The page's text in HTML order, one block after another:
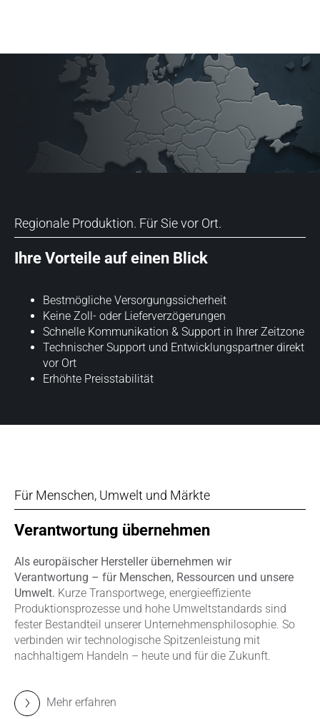
Regionale Produktion. Für Sie vor Ort.
Ihre Vorteile auf einen Blick
Bestmögliche Versorgungssicherheit
Keine Zoll- oder Lieferverzögerungen
Schnelle Kommunikation & Support in Ihrer Zeitzone
Technischer Support und Entwicklungspartner direkt
vor Ort
Erhöhte Preisstabilität
Für Menschen, Umwelt und Märkte
Verantwortung übernehmen
Als europäischer Hersteller übernehmen wir
Verantwortung – für Menschen, Ressourcen und unsere
Umwelt. Kurze Transportwege, energieeffiziente
Produktionsprozesse und hohe Umweltstandards sind
fester Bestandteil unserer Unternehmensphilosophie. So
verbinden wir technologische Spitzenleistung mit
nachhaltigem Handeln – heute und für die Zukunft.
Mehr erfahren